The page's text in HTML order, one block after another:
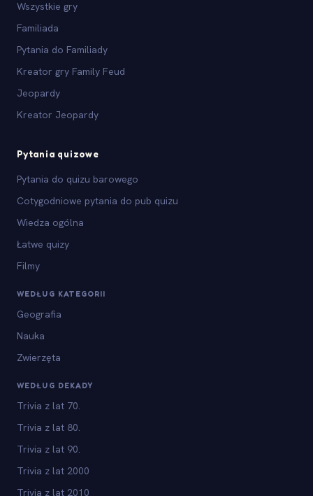
Wszystkie gry
Familiada
Pytania do Familiady
Kreator gry Family Feud
Jeopardy
Kreator Jeopardy
Pytania quizowe
Pytania do quizu barowego
Cotygodniowe pytania do pub quizu
Wiedza ogólna
Łatwe quizy
Filmy
WEDŁUG KATEGORII
Geografia
Nauka
Zwierzęta
WEDŁUG DEKADY
Trivia z lat 70.
Trivia z lat 80.
Trivia z lat 90.
Trivia z lat 2000
Trivia z lat 2010